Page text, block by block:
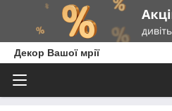
Декор Вашої мрії